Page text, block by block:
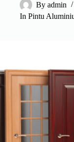
By admin
In Pintu